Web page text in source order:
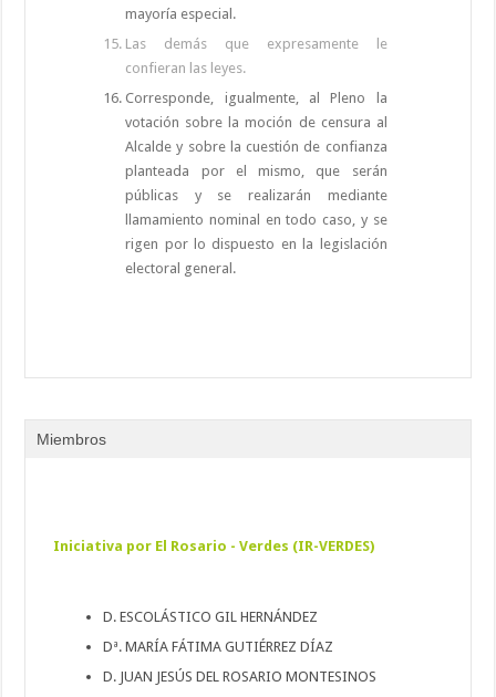
mayoría especial.
Las demás que expresamente le
confieran las leyes.
Corresponde, igualmente, al Pleno la
votación sobre la moción de censura al
Alcalde y sobre la cuestión de confianza
planteada por el mismo, que serán
públicas y se realizarán mediante
llamamiento nominal en todo caso, y se
rigen por lo dispuesto en la legislación
electoral general.
Miembros
Iniciativa por El Rosario - Verdes (IR-VERDES)
D. ESCOLÁSTICO GIL HERNÁNDEZ
Dª. MARÍA FÁTIMA GUTIÉRREZ DÍAZ
D. JUAN JESÚS DEL ROSARIO MONTESINOS